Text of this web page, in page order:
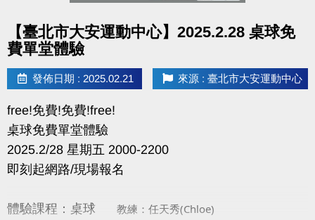
【臺北市大安運動中心】2025.2.28 桌球免
費單堂體驗
發佈日期 : 2025.02.21 來源 : 臺北市大安運動中心
free!免費!免費!free!
桌球免費單堂體驗
2025.2/28 星期五 2000-2200
即刻起網路/現場報名
體驗課程：桌球 教練：任天秀(Chloe)